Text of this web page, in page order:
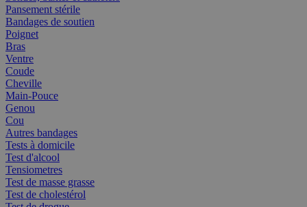
Pansement stérile
Bandages de soutien
Poignet
Bras
Ventre
Coude
Cheville
Main-Pouce
Genou
Cou
Autres bandages
Tests à domicile
Test d'alcool
Tensiometres
Test de masse grasse
Test de cholestérol